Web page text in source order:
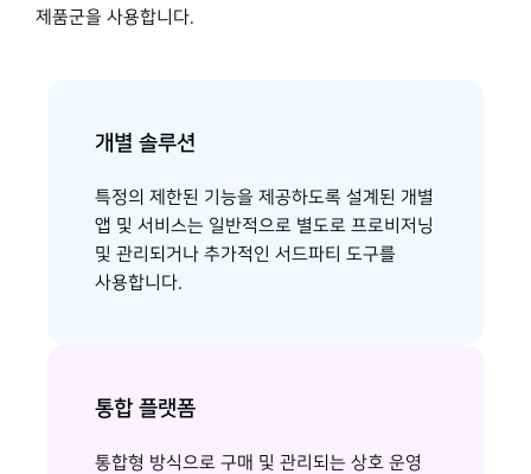
제품군을 사용합니다.
개별 솔루션
특정의 제한된 기능을 제공하도록 설계된 개별
앱 및 서비스는 일반적으로 별도로 프로비저닝
및 관리되거나 추가적인 서드파티 도구를
사용합니다.
통합 플랫폼
통합형 방식으로 구매 및 관리되는 상호 운영